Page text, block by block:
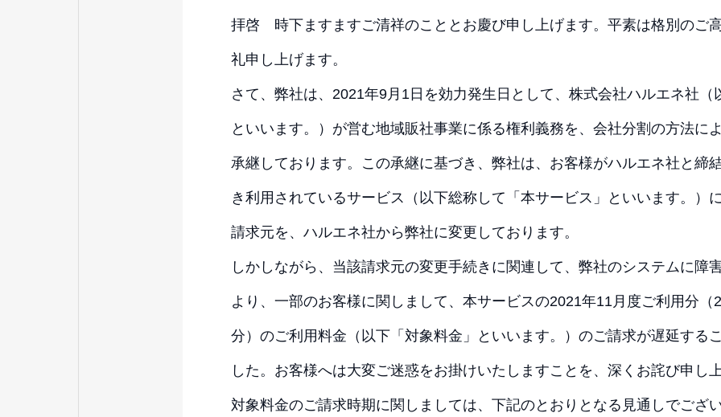
拝啓 時下ますますご清祥のこととお慶び申し上げます。平素は格別のご
礼申し上げます。
さて、弊社は、2021年9月1日を効力発生日として、株式会社ハルエネ社（
といいます。）が営む地域販社事業に係る権利義務を、会社分割の方法に
承継しております。この承継に基づき、弊社は、お客様がハルエネ社と締
き利用されているサービス（以下総称して「本サービス」といいます。）
請求元を、ハルエネ社から弊社に変更しております。
しかしながら、当該請求元の変更手続きに関連して、弊社のシステムに障
より、一部のお客様に関しまして、本サービスの2021年11月度ご利用分（
分）のご利用料金（以下「対象料金」といいます。）のご請求が遅延する
した。お客様へは大変ご迷惑をお掛けいたしますことを、深くお詫び申し
対象料金のご請求時期に関しましては、下記のとおりとなる見通しでござ